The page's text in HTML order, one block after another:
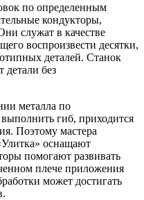
по определенным
кондукторы,
служат в качестве
воспроизвести десятки,
деталей. Станок
детали без
металла по
гиб, приходится
Поэтому мастера
оснащают
помогают развивать
плече приложения
может достигать